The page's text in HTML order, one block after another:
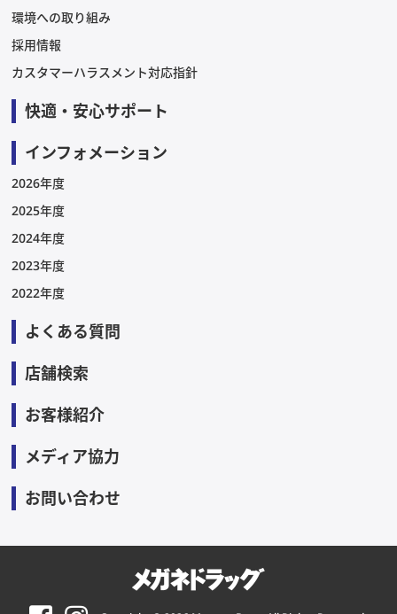
環境への取り組み
採用情報
カスタマーハラスメント対応指針
快適・安心サポート
インフォメーション
2026年度
2025年度
2024年度
2023年度
2022年度
よくある質問
店舗検索
お客様紹介
メディア協力
お問い合わせ